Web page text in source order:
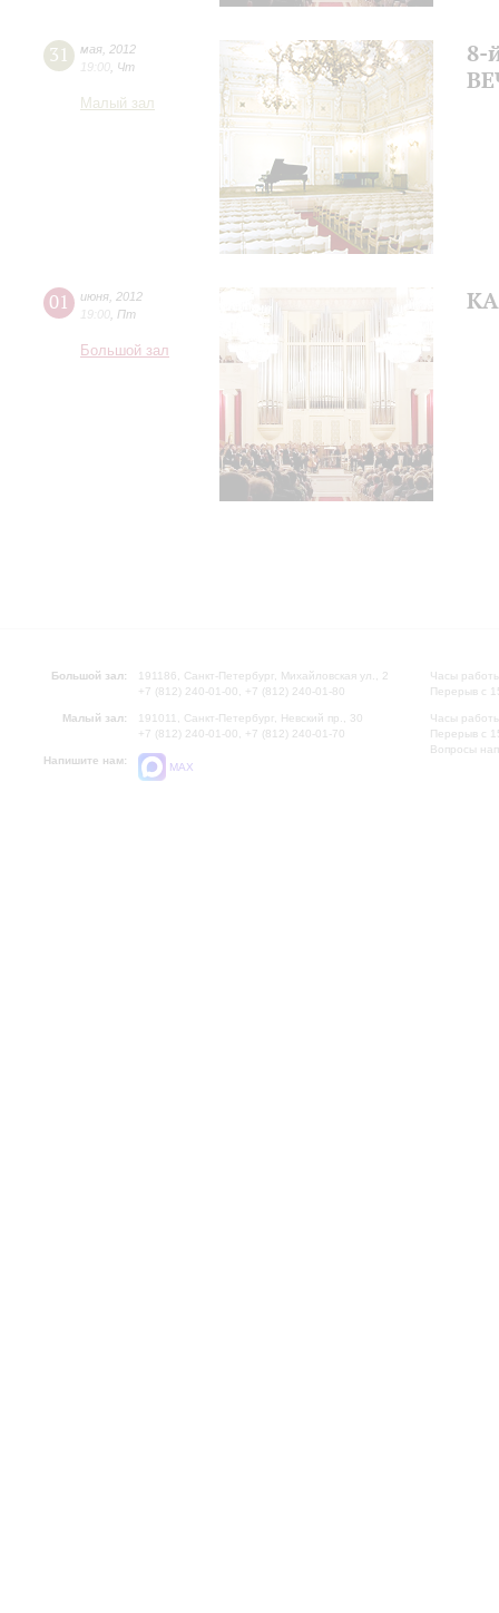
31 мая 2012
19:00 Чт
Малый зал
8-
01 июня 2012
19:00 Пт
Большой зал
Большой зал:
191186, Санкт-Петербург, Михайловская ул., 2
+7 (812) 240-01-00, +7 (812) 240-01-80
Малый зал:
191011, Санкт-Петербург, Невский пр., 30
+7 (812) 240-01-00, +7 (812) 240-01-70
Напишите нам:
MAX
Часы
Перерыв с
Часы
Перерыв с
Вопросы